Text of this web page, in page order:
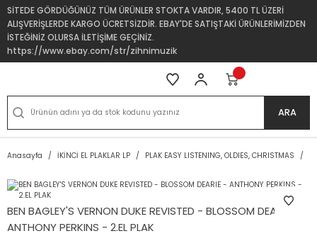
SİTEDE GÖRDÜĞÜNÜZ TÜM ÜRÜNLER STOKTA VARDIR, 5400 TL ÜZERİ
ALIŞVERİŞLERDE KARGO ÜCRETSİZDİR. EBAY'DE SATIŞTAKİ ÜRÜNLERİMİZDEN
İSTEĞİNİZ OLURSA İLETİŞİME GEÇİNİZ.
https://www.ebay.com/str/zihnimuzik
ARA
Anasayfa İKİNCİ EL PLAKLAR LP PLAK EASY LISTENING, OLDIES, CHRISTMAS
BEN BAGLEY'S VERNON DUKE REVISTED - BLOSSOM DEARIE -
ANTHONY PERKINS - 2.EL PLAK